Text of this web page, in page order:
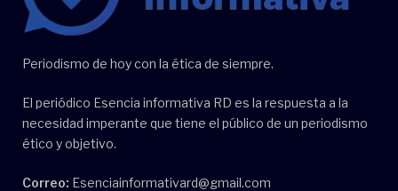
Periodismo de hoy con la ética de siempre.
El periódico Esencia informativa RD es la respuesta a la
necesidad imperante que tiene el público de un periodismo
ético y objetivo.
Correo: Esenciainformativard@gmail.com